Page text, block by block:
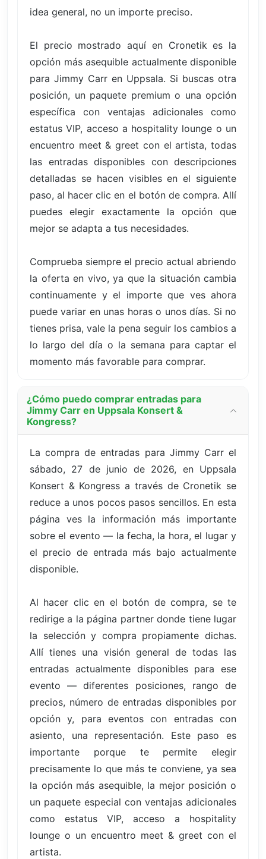
idea general, no un importe preciso.
El precio mostrado aquí en Cronetik es la
opción más asequible actualmente disponible
para Jimmy Carr en Uppsala. Si buscas otra
posición, un paquete premium o una opción
específica con ventajas adicionales como
estatus VIP, acceso a hospitality lounge o un
encuentro meet & greet con el artista, todas
las entradas disponibles con descripciones
detalladas se hacen visibles en el siguiente
paso, al hacer clic en el botón de compra. Allí
puedes elegir exactamente la opción que
mejor se adapta a tus necesidades.
Comprueba siempre el precio actual abriendo
la oferta en vivo, ya que la situación cambia
continuamente y el importe que ves ahora
puede variar en unas horas o unos días. Si no
tienes prisa, vale la pena seguir los cambios a
lo largo del día o la semana para captar el
momento más favorable para comprar.
¿Cómo puedo comprar entradas para
Jimmy Carr en Uppsala Konsert &
Kongress?
La compra de entradas para Jimmy Carr el
sábado, 27 de junio de 2026, en Uppsala
Konsert & Kongress a través de Cronetik se
reduce a unos pocos pasos sencillos. En esta
página ves la información más importante
sobre el evento — la fecha, la hora, el lugar y
el precio de entrada más bajo actualmente
disponible.
Al hacer clic en el botón de compra, se te
redirige a la página partner donde tiene lugar
la selección y compra propiamente dichas.
Allí tienes una visión general de todas las
entradas actualmente disponibles para ese
evento — diferentes posiciones, rango de
precios, número de entradas disponibles por
opción y, para eventos con entradas con
asiento, una representación. Este paso es
importante porque te permite elegir
precisamente lo que más te conviene, ya sea
la opción más asequible, la mejor posición o
un paquete especial con ventajas adicionales
como estatus VIP, acceso a hospitality
lounge o un encuentro meet & greet con el
artista.